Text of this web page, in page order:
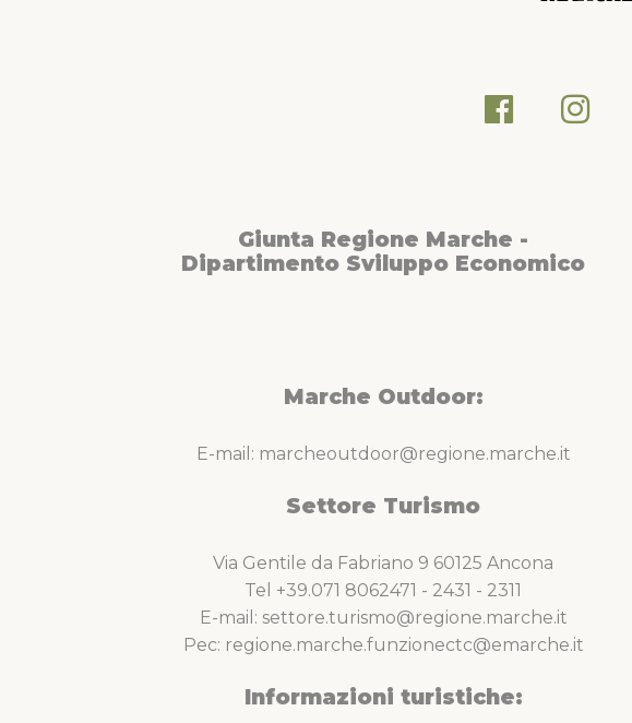
Giunta Regione Marche -
Dipartimento Sviluppo Economico
Marche Outdoor:
E-mail: marcheoutdoor@regione.marche.it
Settore Turismo
Via Gentile da Fabriano 9 60125 Ancona
Tel +39.071 8062471 - 2431 - 2311
E-mail: settore.turismo@regione.marche.it
Pec: regione.marche.funzionectc@emarche.it
Informazioni turistiche: